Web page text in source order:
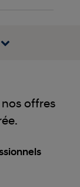
offres